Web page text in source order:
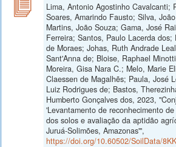
Lima, Antonio Agostinho Cavalcanti;
Soares, Amarindo Fausto; Silva,
Martins, João Souza; Gama, José
Ferreira; Santos, Paulo Lacerda dos;
de Moraes; Johas, Ruth Andrade
Sant'Anna de; Bloise, Raphael
Moreira, Gisa Nara C.; Melo, Marie
Claessen de Magalhẽs; Paula, José
Luiz Rodrigues de; Bastos,
Humberto Gonçalves dos, 2023,
'Levantamento de reconhecimento
dos solos e avaliação da aptidão
Juruá-Solimões, Amazonas'",
https://doi.org/10.60502/SoilData/